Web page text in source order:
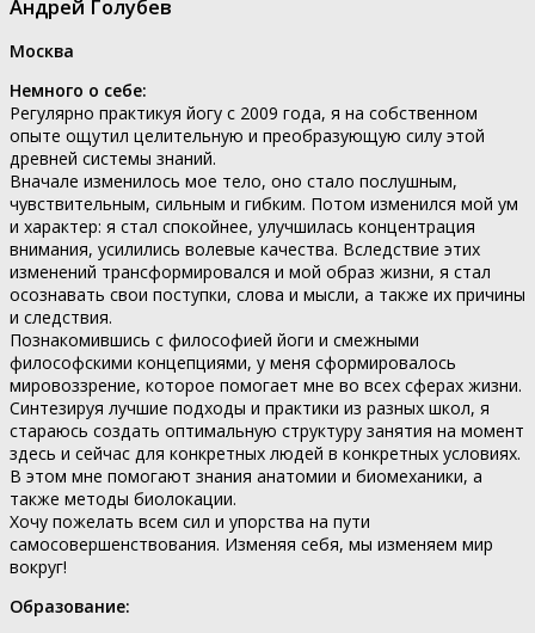
Андрей Голубев
Москва
Немного о себе:
Регулярно практикуя йогу с 2009 года, я на собственном
опыте ощутил целительную и преобразующую силу этой
древней системы знаний.
Вначале изменилось мое тело, оно стало послушным,
чувствительным, сильным и гибким. Потом изменился мой ум
и характер: я стал спокойнее, улучшилась концентрация
внимания, усилились волевые качества. Вследствие этих
изменений трансформировался и мой образ жизни, я стал
осознавать свои поступки, слова и мысли, а также их причины
и следствия.
Познакомившись с философией йоги и смежными
философскими концепциями, у меня сформировалось
мировоззрение, которое помогает мне во всех сферах жизни.
Синтезируя лучшие подходы и практики из разных школ, я
стараюсь создать оптимальную структуру занятия на момент
здесь и сейчас для конкретных людей в конкретных условиях.
В этом мне помогают знания анатомии и биомеханики, а
также методы биолокации.
Хочу пожелать всем сил и упорства на пути
самосовершенствования. Изменяя себя, мы изменяем мир
вокруг!
Образование: